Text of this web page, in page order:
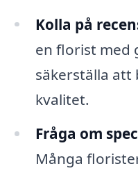
Kolla på
en florist med
säkerställa att
kvalitet.
Fråga om
Många